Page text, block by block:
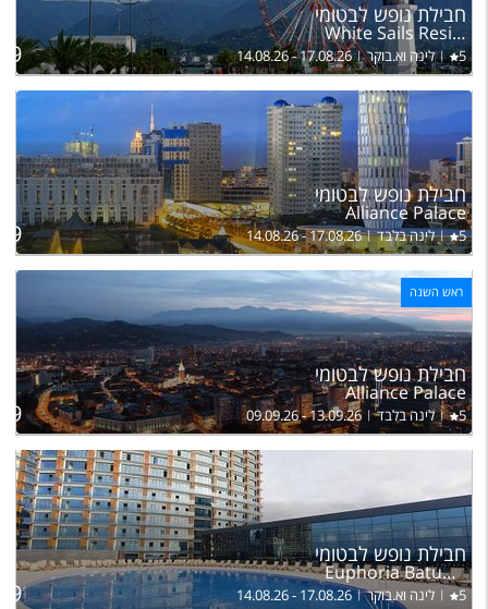
חבילת נופש לבטומי
White Sails Residential Hotel
5 לינה וא.בוקר 14.08.26 - 17.08.26
חבילת נופש לבטומי
Alliance Palace
5 לינה בלבד 14.08.26 - 17.08.26
ראש השנה
חבילת נופש לבטומי
Alliance Palace
5 לינה בלבד 09.09.26 - 13.09.26
חבילת נופש לבטומי
Euphoria Batumi Hotel
5 לינה וא.בוקר 14.08.26 - 17.08.26